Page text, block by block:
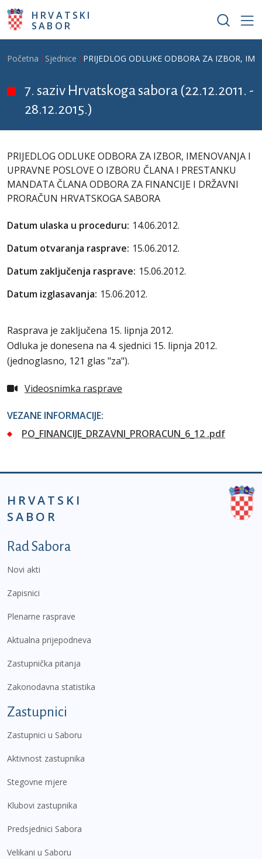
Skoči na glavni sadržaj
HRVATSKI
SABOR
Breadcrumb
Početna Sjednice PRIJEDLOG ODLUKE ODBORA ZA IZBOR,
7. saziv Hrvatskoga sabora (22.12.2011. -
28.12.2015.)
PRIJEDLOG ODLUKE ODBORA ZA IZBOR, IMENOVANJA I
UPRAVNE POSLOVE O IZBORU ČLANA I PRESTANKU
MANDATA ČLANA ODBORA ZA FINANCIJE I DRŽAVNI
PRORAČUN HRVATSKOGA SABORA
Datum ulaska u proceduru: 14.06.2012.
Datum otvaranja rasprave: 15.06.2012.
Datum zaključenja rasprave: 15.06.2012.
Datum izglasavanja: 15.06.2012.
Rasprava je zaključena 15. lipnja 2012.
Odluka je donesena na 4. sjednici 15. lipnja 2012.
(jednoglasno, 121 glas "za").
Videosnimka rasprave
VEZANE INFORMACIJE:
PO_FINANCIJE_DRZAVNI_PRORACUN_6_12 .pdf
HRVATSKI
SABOR
Podnožje prvi izbornik
Rad Sabora
Novi akti
Zapisnici
Plenarne rasprave
Aktualna prijepodneva
Zastupnička pitanja
Zakonodavna statistika
Zastupnici
Zastupnici u Saboru
Aktivnost zastupnika
Stegovne mjere
Klubovi zastupnika
Predsjednici Sabora
Velikani u Saboru